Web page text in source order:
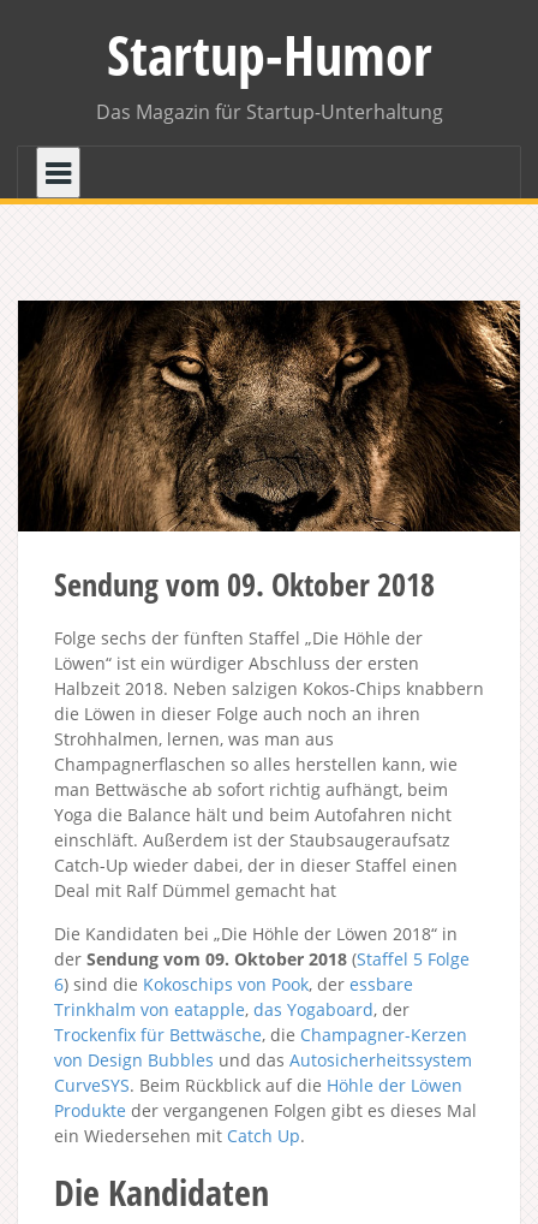
Startup-Humor
Das Magazin für Startup-Unterhaltung
Sendung vom 09. Oktober 2018
Folge sechs der fünften Staffel „Die Höhle der
Löwen“ ist ein würdiger Abschluss der ersten
Halbzeit 2018. Neben salzigen Kokos-Chips knabbern
die Löwen in dieser Folge auch noch an ihren
Strohhalmen, lernen, was man aus
Champagnerflaschen so alles herstellen kann, wie
man Bettwäsche ab sofort richtig aufhängt, beim
Yoga die Balance hält und beim Autofahren nicht
einschläft. Außerdem ist der Staubsaugeraufsatz
Catch-Up wieder dabei, der in dieser Staffel einen
Deal mit Ralf Dümmel gemacht hat
Die Kandidaten bei „Die Höhle der Löwen 2018“ in
der Sendung vom 09. Oktober 2018 (Staffel 5 Folge
6) sind die Kokoschips von Pook, der essbare
Trinkhalm von eatapple, das Yogaboard, der
Trockenfix für Bettwäsche, die Champagner-Kerzen
von Design Bubbles und das Autosicherheitssystem
CurveSYS. Beim Rückblick auf die Höhle der Löwen
Produkte der vergangenen Folgen gibt es dieses Mal
ein Wiedersehen mit Catch Up.
Die Kandidaten